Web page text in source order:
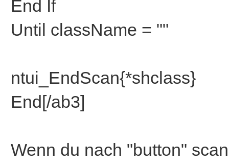
End If
Until className = ""
ntui_EndScan{*shclass}
End[/ab3]
Wenn du nach "button"